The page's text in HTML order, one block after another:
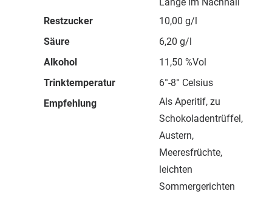
Restzucker
10,00 g/l
Säure
6,20 g/l
Alkohol
11,50 %Vol
Trinktemperatur
6°-8° Celsius
Empfehlung
Als Aperitif, zu
Schokoladentrüffel,
Austern,
Meeresfrüchte,
leichten
Sommergerichten